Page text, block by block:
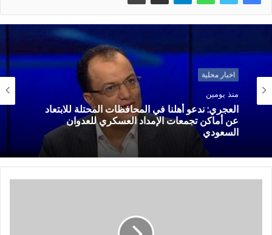
اخبار محلية
منذ يومين
العجري: ندعو أهلنا في المحافظات المحتلة للابتعاد
عن أماكن تجمعات الإمداد العسكري للعدوان
السعودي